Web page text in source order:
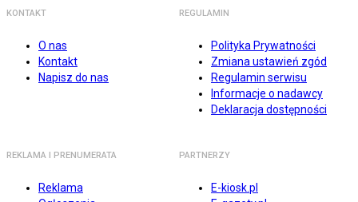
KONTAKT
O nas
Kontakt
Napisz do nas
REGULAMIN
Polityka Prywatności
Zmiana ustawień zgód
Regulamin serwisu
Informacje o nadawcy
Deklaracja dostępności
REKLAMA I PRENUMERATA
Reklama
PARTNERZY
E-kiosk.pl